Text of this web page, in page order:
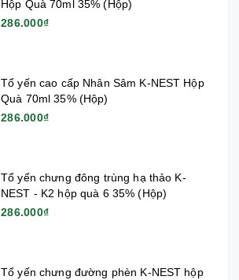
Hộp Quà 70ml 35% (Hộp)
286.000₫
Tổ yến cao cấp Nhân Sâm K-NEST Hộp
Quà 70ml 35% (Hộp)
286.000₫
Tổ yến chưng đông trùng hạ thảo K-
NEST - K2 hộp quà 6 35% (Hộp)
286.000₫
Tổ yến chưng đường phèn K-NEST hộp